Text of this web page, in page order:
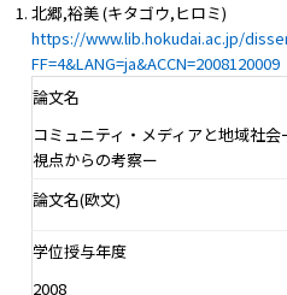
北郷,裕美 (キタゴウ,ヒロミ)
https://www.lib.hokudai.ac.jp/
FF=4&LANG=ja&ACCN=2008120009
論文名
コミュニティ・メディアと地域社
視点からの考察ー
論文名(欧文)
学位授与年度
2008